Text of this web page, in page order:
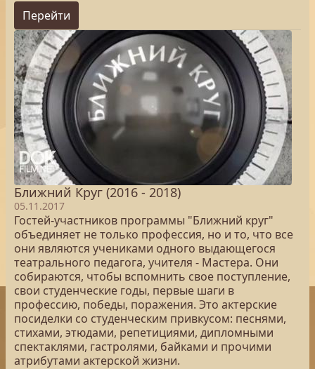
Перейти
Ближний Круг (2016 - 2018)
05.11.2017
Гостей-участников программы "Ближний круг"
объединяет не только профессия, но и то, что все
они являются учениками одного выдающегося
театрального педагога, учителя - Мастера. Они
собираются, чтобы вспомнить свое поступление,
свои студенческие годы, первые шаги в
профессию, победы, поражения. Это актерские
посиделки со студенческим привкусом: песнями,
стихами, этюдами, репетициями, дипломными
спектаклями, гастролями, байками и прочими
атрибутами актерской жизни.